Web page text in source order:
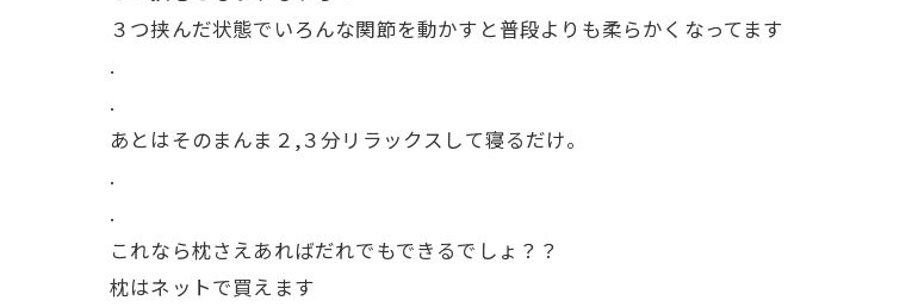
３つ挟んだ状態でいろんな関節を動かすと普段よりも柔らかくなってます
.
.
あとはそのまんま２,３分リラックスして寝るだけ。
.
.
これなら枕さえあればだれでもできるでしょ？？
枕はネットで買えます